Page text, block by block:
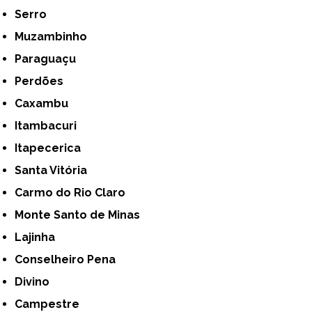
Serro
Muzambinho
Paraguaçu
Perdões
Caxambu
Itambacuri
Itapecerica
Santa Vitória
Carmo do Rio Claro
Monte Santo de Minas
Lajinha
Conselheiro Pena
Divino
Campestre